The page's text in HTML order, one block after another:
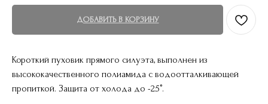
ДОБАВИТЬ В КОРЗИНУ
Короткий пуховик прямого силуэта, выполнен из
высококачественного полиамида с водоотталкивающей
пропиткой. Защита от холода до -25°.